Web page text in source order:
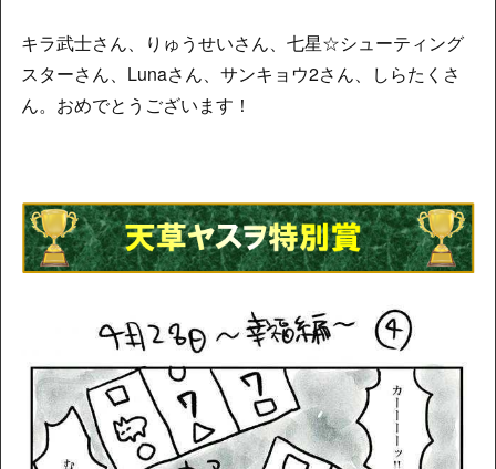
キラ武士さん、りゅうせいさん、七星☆シューティング
スターさん、Lunaさん、サンキョウ2さん、しらたくさ
ん。おめでとうございます！